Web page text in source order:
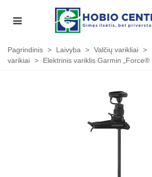
Pagrindinis > Laivyba > Valčių varikliai >
varikiai > Elektrinis variklis Garmin „Force®